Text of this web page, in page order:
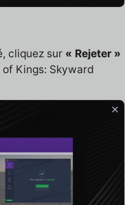
cliquez sur « Rejeter »
Kings: Skyward